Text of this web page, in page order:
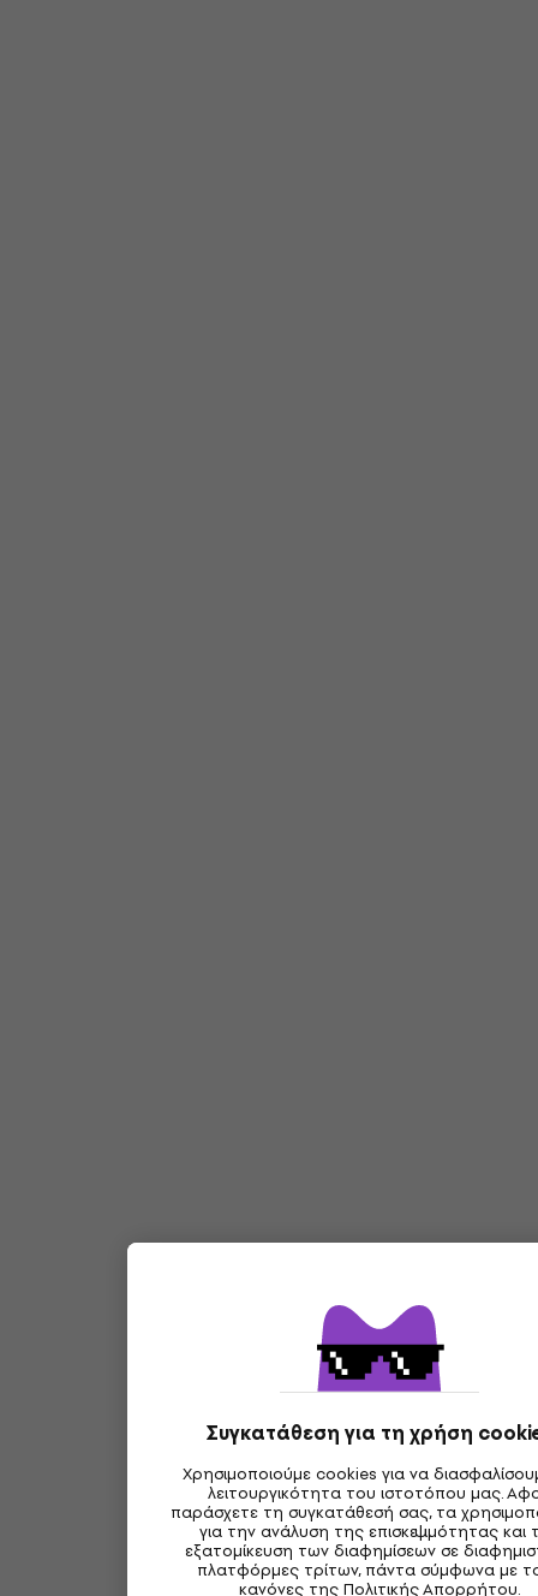
Συγκατάθεση για τη χρήση
Χρησιμοποιούμε cookies για να
λειτουργικότητα του ιστοτόπου μας.
παράσχετε τη συγκατάθεσή σας, τα
για την ανάλυση της επισκεψιμότητας και
εξατομίκευση των διαφημίσεων σε
πλατφόρμες τρίτων, πάντα σύμφωνα με
κανόνες τηςΠολιτικής Απορρήτου.